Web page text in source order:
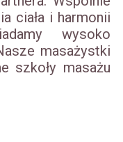
ciała i harmonii
wysoko
masażystki
szkoły masażu